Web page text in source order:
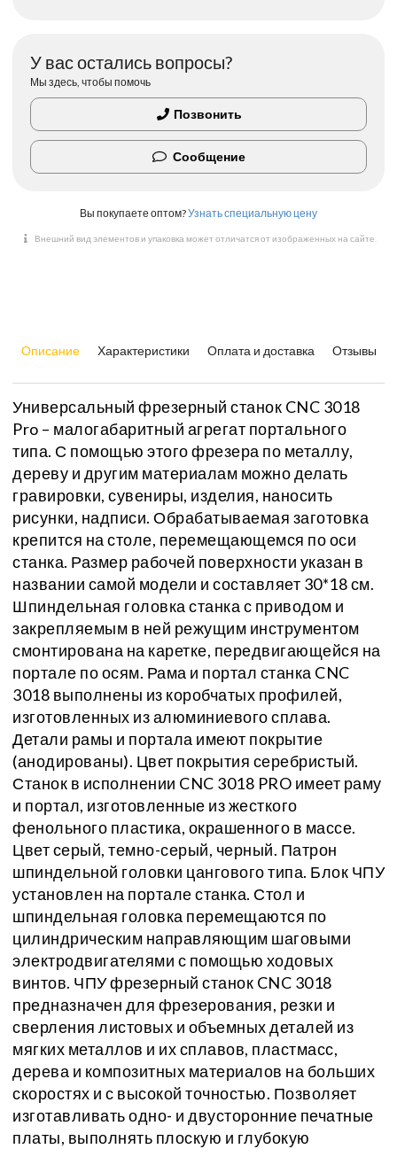
У вас остались вопросы?
Мы здесь, чтобы помочь
Позвонить
Сообщение
Вы покупаете оптом?Узнать специальную цену
Внешний вид элементов и упаковка может отличатся от изображенных на сайте.
Описание Характеристики Оплата и доставка Отзывы
Универсальный фрезерный станок CNC 3018
Pro – малогабаритный агрегат портального
типа. С помощью этого фрезера по металлу,
дереву и другим материалам можно делать
гравировки, сувениры, изделия, наносить
рисунки, надписи. Обрабатываемая заготовка
крепится на столе, перемещающемся по оси
станка. Размер рабочей поверхности указан в
названии самой модели и составляет 30*18 см.
Шпиндельная головка станка с приводом и
закрепляемым в ней режущим инструментом
смонтирована на каретке, передвигающейся на
портале по осям. Рама и портал станка CNC
3018 выполнены из коробчатых профилей,
изготовленных из алюминиевого сплава.
Детали рамы и портала имеют покрытие
(анодированы). Цвет покрытия серебристый.
Станок в исполнении CNC 3018 PRO имеет раму
и портал, изготовленные из жесткого
фенольного пластика, окрашенного в массе.
Цвет серый, темно-серый, черный. Патрон
шпиндельной головки цангового типа. Блок ЧПУ
установлен на портале станка. Стол и
шпиндельная головка перемещаются по
цилиндрическим направляющим шаговыми
электродвигателями с помощью ходовых
винтов. ЧПУ фрезерный станок CNC 3018
предназначен для фрезерования, резки и
сверления листовых и объемных деталей из
мягких металлов и их сплавов, пластмасс,
дерева и композитных материалов на больших
скоростях и с высокой точностью. Позволяет
изготавливать одно- и двусторонние печатные
платы, выполнять плоскую и глубокую